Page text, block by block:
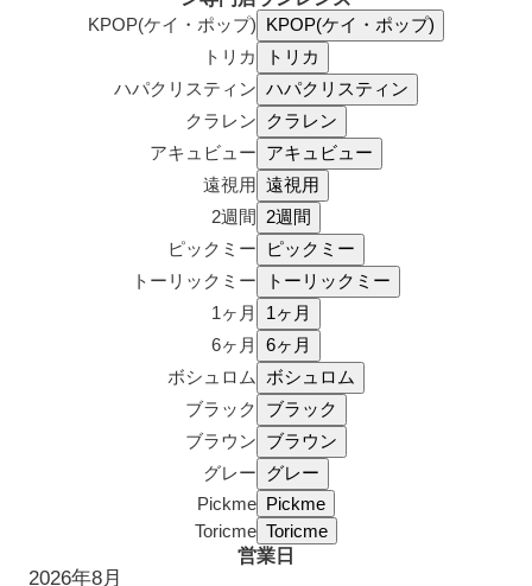
KPOP(ケイ・ポップ)
トリカ
ハパクリスティン
クラレン
アキュビュー
遠視用
2週間
ピックミー
トーリックミー
1ヶ月
6ヶ月
ボシュロム
ブラック
ブラウン
グレー
Pickme
Toricme
営業日
2026年8月